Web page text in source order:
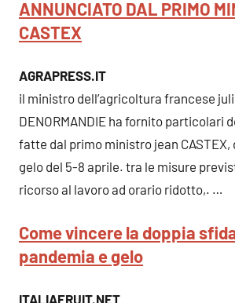
ANNUNCIATO DAL PRIMO
CASTEX
AGRAPRESS.IT
il ministro dell’agricoltura francese
DENORMANDIE ha fornito particolari
fatte dal primo ministro jean CASTEX,
gelo del 5-8 aprile. tra le misure
ricorso al lavoro ad orario ridotto,. …
Come vincere la doppia
pandemia e gelo
ITALIAFRUIT.NET